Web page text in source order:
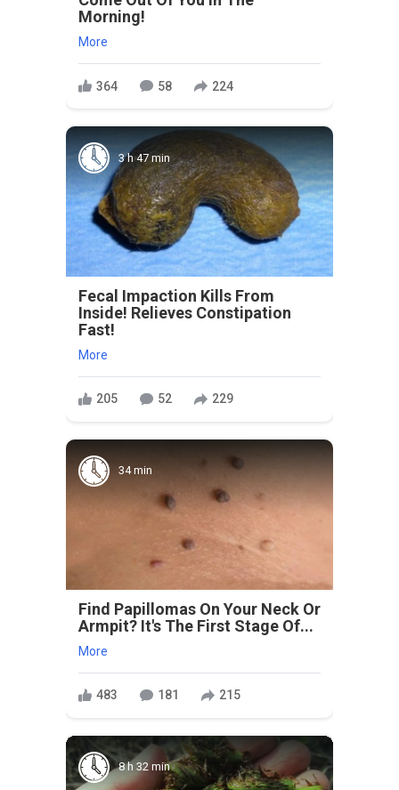
Morning!
More
364 58 224
3 h 47 min
Fecal Impaction Kills From
Inside! Relieves Constipation
Fast!
More
205 52 229
34 min
Find Papillomas On Your Neck Or
Armpit? It's The First Stage Of...
More
483 181 215
8 h 32 min